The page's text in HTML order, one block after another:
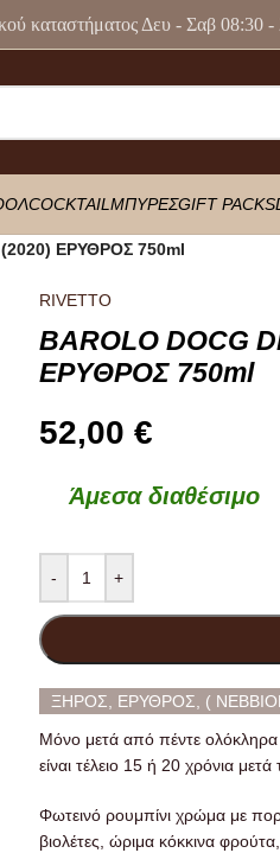
καταστήματος Δευ - Σαβ 08:30 -
COCKTAIL ΜΠΥΡΕΣGIFT PACKS
(2020) ΕΡΥΘΡΟΣ 750ml
RIVETTO
BAROLO DOCG
ΕΡΥΘΡΟΣ 750ml
52,00 €
Άμεσα διαθέσιμο
- +
ΞΗΡΟΣ, ΕΡΥΘΡΟΣ, (
Μόνο μετά από πέντε
είναι τέλειο 15 ή 20 χρόνια μετά
Φωτεινό ρουμπίνι χρώμα με
βιολέτες, ώριμα κόκκινα